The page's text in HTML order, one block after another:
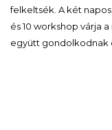
felkeltsék. A két
és 10 workshop várja
együtt gondolkodnak